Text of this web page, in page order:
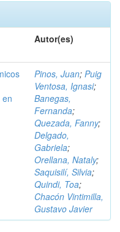
Autor(es)
Pinos, Juan; Puig
Ventosa, Ignasi;
Banegas,
Fernanda;
Quezada, Fanny;
Delgado,
Gabriela;
Orellana, Nataly;
Saquisilí, Silvia;
Quindi, Toa;
Chacón Vintimilla,
Gustavo Javier